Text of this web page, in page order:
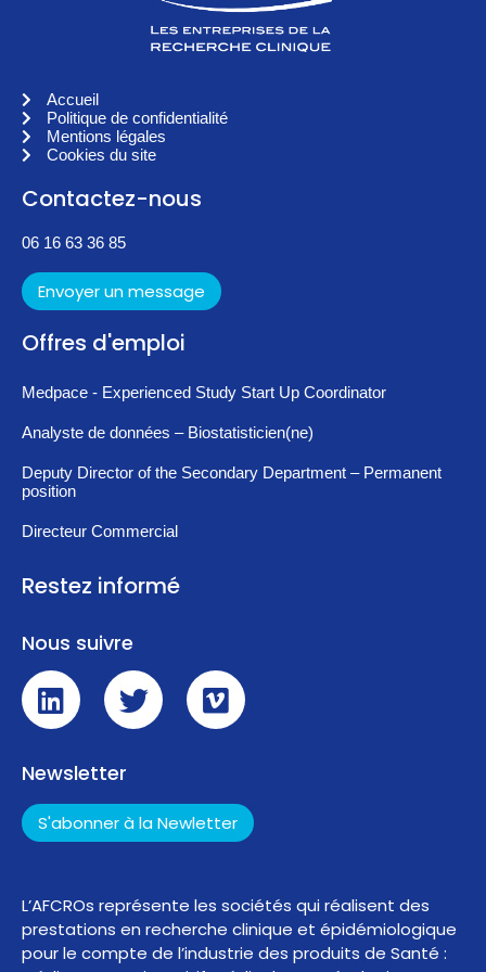
Accueil
Politique de confidentialité
Mentions légales
Cookies du site
Contactez-nous
06 16 63 36 85
Envoyer un message
Offres d'emploi
Medpace - Experienced Study Start Up Coordinator
Analyste de données – Biostatisticien(ne)
Deputy Director of the Secondary Department – Permanent
position
Directeur Commercial
Restez informé
Nous suivre
Newsletter
S'abonner à la Newletter
L’AFCROs représente les sociétés qui réalisent des
prestations en recherche clinique et épidémiologique
pour le compte de l’industrie des produits de Santé :